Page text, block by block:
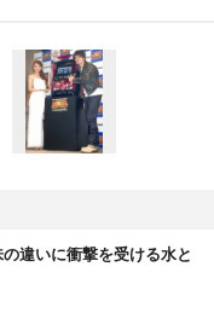
違いに衝撃を受ける水と